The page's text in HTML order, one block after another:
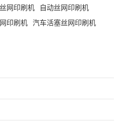
网印刷机
自动丝网印刷机
印刷机 汽车活塞丝网印刷机